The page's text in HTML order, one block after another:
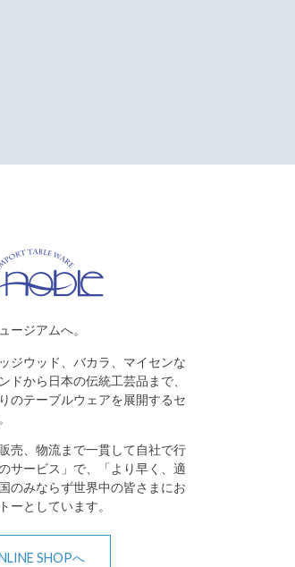
ージアムへ。
ジウッド、バカラ、マイセンな
ドから日本の伝統工芸品まで、
のテーブルウェアを展開するセ
売、物流まで一貫して自社で行
サービス」で、「より早く、適
のみならず世界中の皆さまにお
ーとしています。
SHOPへ